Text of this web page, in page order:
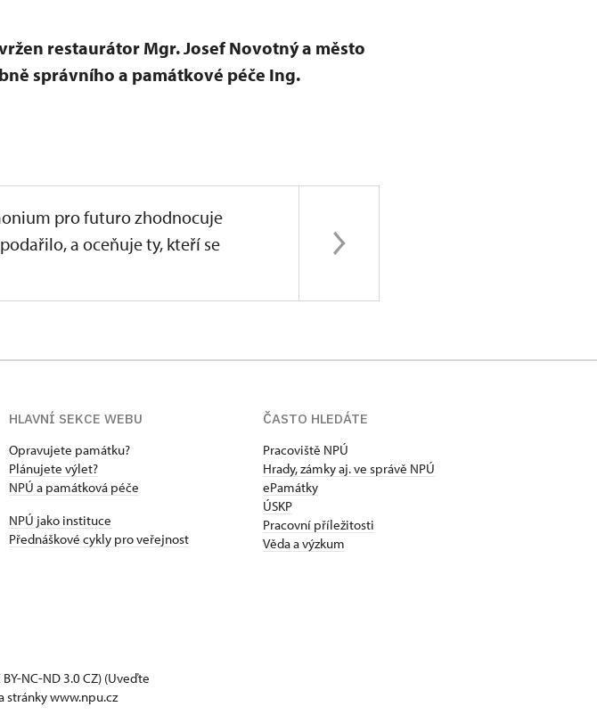
restaurátor Mgr. Josef Novotný a město
správního a památkové péče Ing.
pro futuro zhodnocuje
a oceňuje ty, kteří se
HLAVNÍ SEKCE WEBU
Opravujete památku?
Plánujete výlet?
NPÚ a památková péče
NPÚ jako instituce
Přednáškové cykly pro veřejnost
ČASTO HLEDÁTE
Pracoviště NPÚ
Hrady, zámky aj. ve správě NPÚ
ePamátky
ÚSKP
Pracovní příležitosti
Věda a výzkum
BY-NC-ND 3.0 CZ) (Uveďte
stránky www.npu.cz